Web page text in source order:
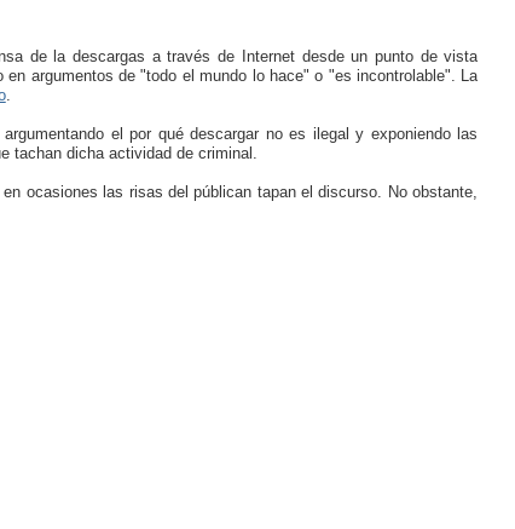
de la descargas a través de Internet desde un punto de vista
argumentos de "todo el mundo lo hace" o "es incontrolable". La
.
el por qué descargar no es ilegal y exponiendo las
tachan dicha actividad de criminal.
ocasiones las risas del públican tapan el discurso. No obstante,